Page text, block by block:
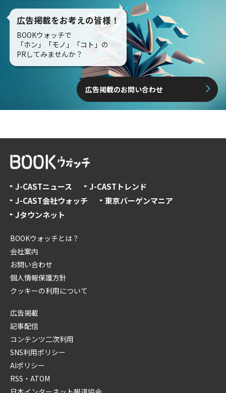
広告掲載をお考えの皆様！
BOOKウォッチで
「ホン」「モノ」「コト」の
PRしてみませんか？
広告掲載のお問い合わせ
J-CASTニュース
J-CASTトレンド
J-CAST会社ウォッチ
東京バーゲンマニア
Jタウンネット
BOOKウォッチとは？
会社案内
お問い合わせ
個人情報保護方針
クッキーの利用について
広告掲載
記事配信
コンテンツ二次利用
SNS利用ポリシー
AIポリシー
RSS・ATOM